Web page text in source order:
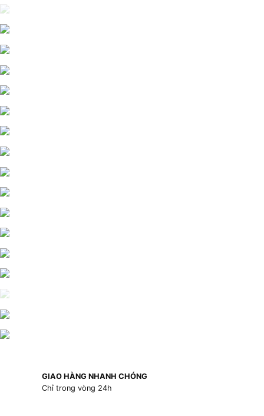
GIAO HÀNG NHANH CHÓNG
Chỉ trong vòng 24h